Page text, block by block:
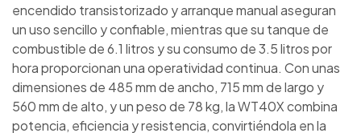
encendido transistorizado y arranque manual aseguran
un uso sencillo y confiable, mientras que su tanque de
combustible de 6.1 litros y su consumo de 3.5 litros por
hora proporcionan una operatividad continua. Con unas
dimensiones de 485 mm de ancho, 715 mm de largo y
560 mm de alto, y un peso de 78 kg, la WT40X combina
potencia, eficiencia y resistencia, convirtiéndola en la